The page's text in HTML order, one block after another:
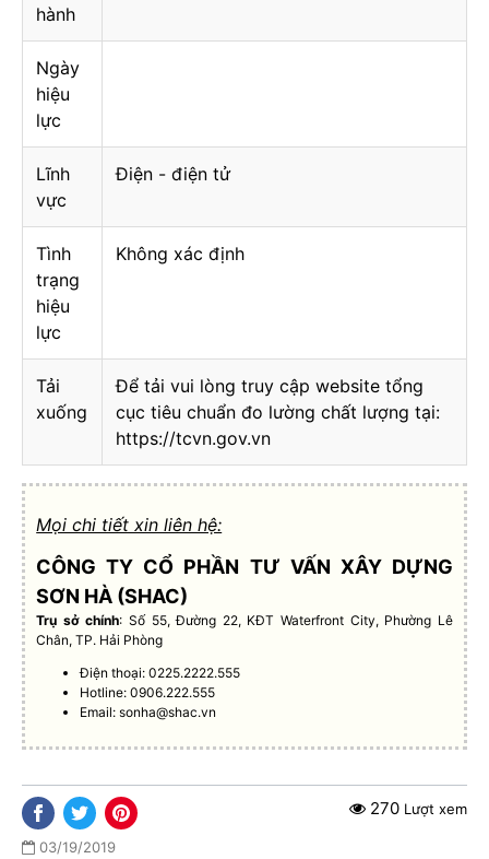
hành
Ngày
hiệu
lực
Lĩnh
vực
Điện - điện tử
Tình
trạng
hiệu
lực
Không xác định
Tải
xuống
Để tải vui lòng truy cập website tổng
cục tiêu chuẩn đo lường chất lượng tại:
https://tcvn.gov.vn
Mọi chi tiết xin liên hệ:
CÔNG TY CỔ PHẦN TƯ VẤN XÂY DỰNG
SƠN HÀ (SHAC)
Trụ sở chính: Số 55, Đường 22, KĐT Waterfront City, Phường Lê
Chân, TP. Hải Phòng
Điện thoại: 0225.2222.555
Hotline: 0906.222.555
Email:sonha@shac.vn
03/19/2019
270 Lượt xem